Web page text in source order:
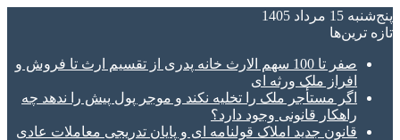
پنج‌شنبه 15 مرداد 1405
تازه‌ ترین‌ها
صفر تا 100 سهم الارث خانه پدری از تقسیم ارث تا فروش و
افراز ملک ورثه ای
اگر مستأجر ملک را تخلیه نکند و موجر پول پیش را ندهد چه
راهکار قانونی وجود دارد؟
قانون جدید املاک قولنامه ای و پایان تدریجی معاملات عادی